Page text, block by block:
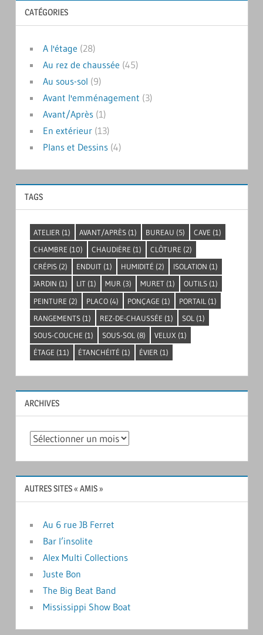
CATÉGORIES
A l'étage (28)
Au rez de chaussée (45)
Au sous-sol (9)
Avant l'emménagement (3)
Avant/Après(1)
En extérieur(13)
Plans et Dessins(4)
TAGS
ATELIER (1) AVANT/APRÈS (1) BUREAU (5) CAVE (1)
CHAMBRE (10) CHAUDIÈRE (1) CLÔTURE (2)
CRÉPIS (2) ENDUIT (1) HUMIDITÉ (2) ISOLATION (1)
JARDIN (1) LIT (1) MUR (3) MURET (1) OUTILS (1)
PEINTURE (2) PLACO (4) PONÇAGE (1) PORTAIL (1)
RANGEMENTS (1) REZ-DE-CHAUSSÉE (1) SOL (1)
SOUS-COUCHE (1) SOUS-SOL (8) VELUX (1)
ÉTAGE (11) ÉTANCHÉITÉ (1) ÉVIER (1)
ARCHIVES
Archives
AUTRES SITES « AMIS »
Au 6 rue JB Ferret
Bar l’insolite
Alex Multi Collections
Juste Bon
The Big Beat Band
Mississippi Show Boat